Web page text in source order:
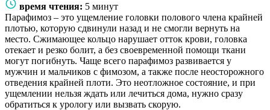
время чтения: 5 минут
Парафимоз – это ущемление головки полового члена крайней
плотью, которую сдвинули назад и не смогли вернуть на
место. Сжимающее кольцо нарушает отток крови, головка
отекает и резко болит, а без своевременной помощи ткани
могут погибнуть. Чаще всего парафимоз развивается у
мужчин и мальчиков с фимозом, а также после неосторожного
отведения крайней плоти. Это неотложное состояние, и при
ущемлении нельзя ждать или лечиться дома, нужно сразу
обратиться к урологу или вызвать скорую.